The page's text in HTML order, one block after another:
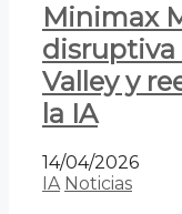
Minimax
disruptiva
Valley y
la IA
14/04/2026
IA Noticias